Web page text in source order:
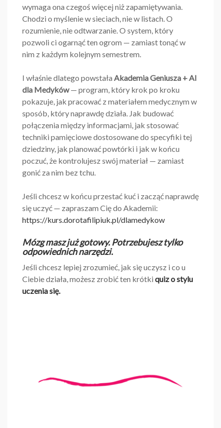
wymaga ona czegoś więcej niż zapamiętywania.
Chodzi o myślenie w sieciach, nie w listach. O
rozumienie, nie odtwarzanie. O system, który
pozwoli ci ogarnąć ten ogrom — zamiast tonąć w
nim z każdym kolejnym semestrem.
I właśnie dlatego powstała Akademia Geniusza + AI
dla Medyków— program, który krok po kroku
pokazuje, jak pracować z materiałem medycznym w
sposób, który naprawdę działa. Jak budować
połączenia między informacjami, jak stosować
techniki pamięciowe dostosowane do specyfiki tej
dziedziny, jak planować powtórki i jak w końcu
poczuć, że kontrolujesz swój materiał — zamiast
gonić za nim bez tchu.
Jeśli chcesz w końcu przestać kuć i zacząć naprawdę
się uczyć — zapraszam Cię do Akademii:
https://kurs.dorotafilipiuk.pl/dlamedykow
Mózg masz już gotowy. Potrzebujesz tylko
odpowiednich narzędzi.
Jeśli chcesz lepiej zrozumieć, jak się uczysz i co u
Ciebie działa, możesz zrobić ten krótki quiz o stylu
uczenia się.